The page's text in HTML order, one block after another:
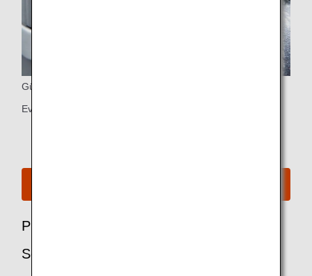
Güç Bağlantı Noktaları
Evrensel PC güç bağlantı noktası ve USB bağlantı noktası
Premium Economy Yolcuları için Önerilen
Seçenekler